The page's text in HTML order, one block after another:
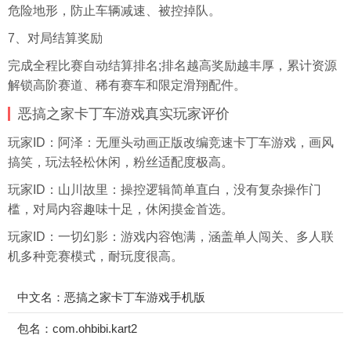
危险地形，防止车辆减速、被控掉队。
7、对局结算奖励
完成全程比赛自动结算排名;排名越高奖励越丰厚，累计资源
解锁高阶赛道、稀有赛车和限定滑翔配件。
恶搞之家卡丁车游戏真实玩家评价
玩家ID：阿泽：无厘头动画正版改编竞速卡丁车游戏，画风
搞笑，玩法轻松休闲，粉丝适配度极高。
玩家ID：山川故里：操控逻辑简单直白，没有复杂操作门
槛，对局内容趣味十足，休闲摸金首选。
玩家ID：一切幻影：游戏内容饱满，涵盖单人闯关、多人联
机多种竞赛模式，耐玩度很高。
中文名：恶搞之家卡丁车游戏手机版
包名：com.ohbibi.kart2